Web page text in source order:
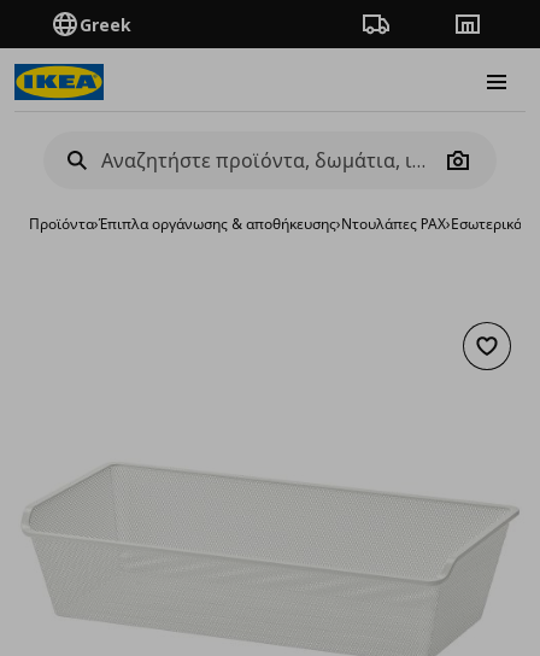
Greek Πορεία παραγγελίας
Camera
Προϊόντα›Έπιπλα οργάνωσης & αποθήκευσης›Ντουλάπες PAX›Εσωτερικά